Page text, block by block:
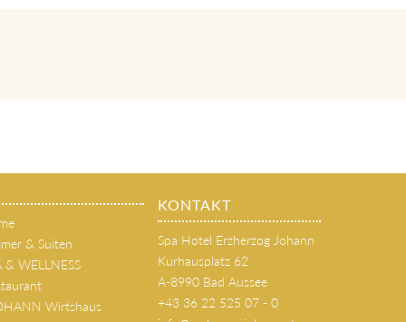
& Suiten
& WELLNESS
Wirtshaus
KONTAKT
Spa Hotel Erzherzog Johann
Kurhausplatz 62
A-8990 Bad Aussee
+43 36 22 525 07 - 0